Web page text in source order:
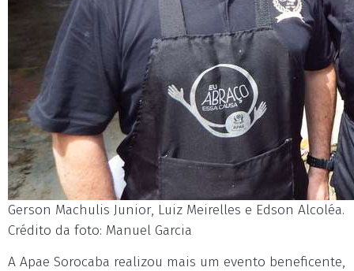
Gerson Machulis Junior, Luiz Meirelles e Edson Alcoléa.
Crédito da foto: Manuel Garcia
A Apae Sorocaba realizou mais um evento beneficente,